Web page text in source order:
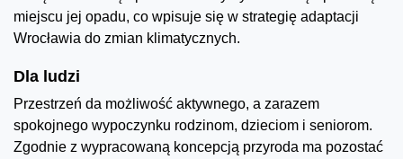
miejscu jej opadu, co wpisuje się w strategię adaptacji
Wrocławia do zmian klimatycznych.
Dla ludzi
Przestrzeń da możliwość aktywnego, a zarazem
spokojnego wypoczynku rodzinom, dzieciom i seniorom.
Zgodnie z wypracowaną koncepcją przyroda ma pozostać